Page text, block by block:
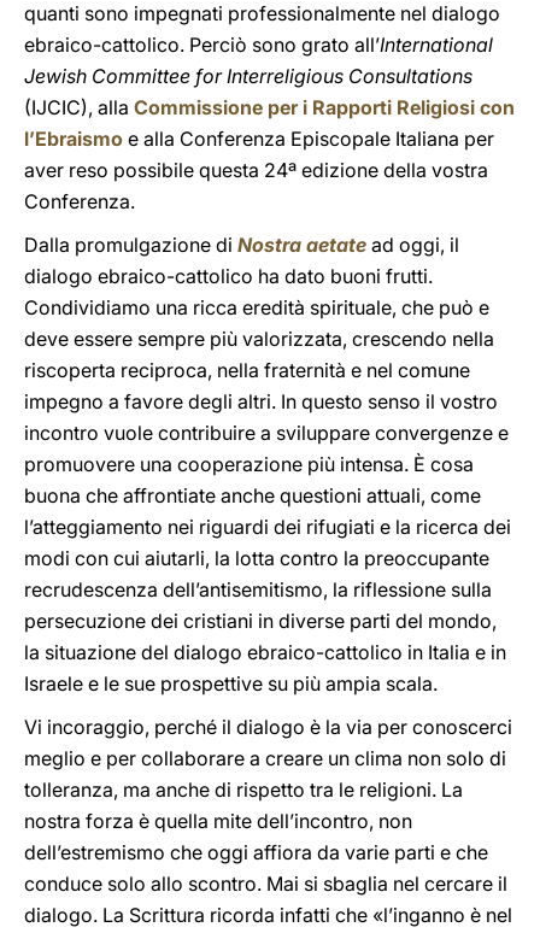
quanti sono impegnati professionalmente nel dialogo
ebraico-cattolico. Perciò sono grato all’International
Jewish Committee for Interreligious Consultations
(IJCIC), alla Commissione per i Rapporti Religiosi con
l’Ebraismo e alla Conferenza Episcopale Italiana per
aver reso possibile questa 24ª edizione della vostra
Conferenza.
Dalla promulgazione di Nostra aetate ad oggi, il
dialogo ebraico-cattolico ha dato buoni frutti.
Condividiamo una ricca eredità spirituale, che può e
deve essere sempre più valorizzata, crescendo nella
riscoperta reciproca, nella fraternità e nel comune
impegno a favore degli altri. In questo senso il vostro
incontro vuole contribuire a sviluppare convergenze e
promuovere una cooperazione più intensa. È cosa
buona che affrontiate anche questioni attuali, come
l’atteggiamento nei riguardi dei rifugiati e la ricerca dei
modi con cui aiutarli, la lotta contro la preoccupante
recrudescenza dell’antisemitismo, la riflessione sulla
persecuzione dei cristiani in diverse parti del mondo,
la situazione del dialogo ebraico-cattolico in Italia e in
Israele e le sue prospettive su più ampia scala.
Vi incoraggio, perché il dialogo è la via per conoscerci
meglio e per collaborare a creare un clima non solo di
tolleranza, ma anche di rispetto tra le religioni. La
nostra forza è quella mite dell’incontro, non
dell’estremismo che oggi affiora da varie parti e che
conduce solo allo scontro. Mai si sbaglia nel cercare il
dialogo. La Scrittura ricorda infatti che «l’inganno è nel